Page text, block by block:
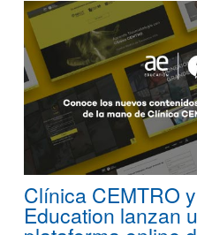
Clínica CEMTRO
Education lanzan